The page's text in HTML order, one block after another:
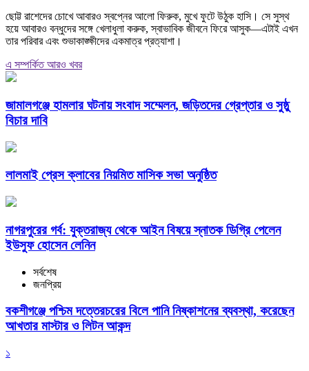
ছোট্ট রাশেদের চোখে আবারও স্বপ্নের আলো ফিরুক, মুখে ফুটে উঠুক হাসি। সে সুস্থ
হয়ে আবারও বন্ধুদের সঙ্গে খেলাধুলা করুক, স্বাভাবিক জীবনে ফিরে আসুক—এটাই এখন
তার পরিবার এবং শুভাকাঙ্ক্ষীদের একমাত্র প্রত্যাশা।
এ সম্পর্কিত আরও খবর
জামালগঞ্জে হামলার ঘটনায় সংবাদ সম্মেলন, জড়িতদের গ্রেপ্তার ও সুষ্ঠু
বিচার দাবি
লালমাই প্রেস ক্লাবের নিয়মিত মাসিক সভা অনুষ্ঠিত
নাগরপুরের গর্ব: যুক্তরাজ্য থেকে আইন বিষয়ে স্নাতক ডিগ্রি পেলেন
ইউসুফ হোসেন লেনিন
সর্বশেষ
জনপ্রিয়
বকশীগঞ্জে পশ্চিম দত্তেরচরের বিলে পানি নিষ্কাশনের ব্যবস্থা, করেছেন
আখতার মাস্টার ও লিটন আকন্দ
১